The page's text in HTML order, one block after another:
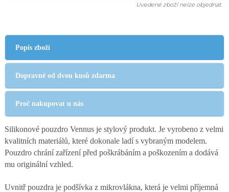
Uvedené zboží nelze objednat.
Popis zboží
Dopravné od dvou kusů zdarma
Proč nakupovat u nás
Silikonové pouzdro Vennus je stylový produkt. Je vyrobeno z velmi
kvalitních materiálů, které dokonale ladí s vybraným modelem.
Pouzdro chrání zařízení před poškrábáním a poškozením a dodává
mu originální vzhled.
Uvnitř pouzdra je podšívka z mikrovlákna, která je velmi příjemná